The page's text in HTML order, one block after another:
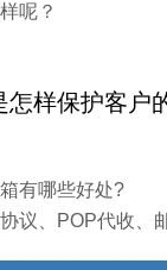
呢？
样保护客
有哪些好处?
议、POP代收、